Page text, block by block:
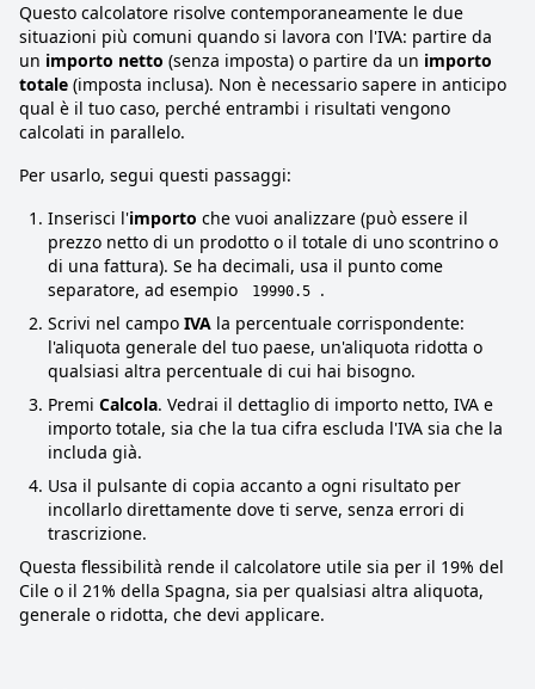
Questo calcolatore risolve contemporaneamente le due
situazioni più comuni quando si lavora con l'IVA: partire da
un importo netto (senza imposta) o partire da un importo
totale (imposta inclusa). Non è necessario sapere in anticipo
qual è il tuo caso, perché entrambi i risultati vengono
calcolati in parallelo.
Per usarlo, segui questi passaggi:
Inserisci l'importo che vuoi analizzare (può essere il
prezzo netto di un prodotto o il totale di uno scontrino o
di una fattura). Se ha decimali, usa il punto come
separatore, ad esempio
19990.5
.
Scrivi nel campo IVA la percentuale corrispondente:
l'aliquota generale del tuo paese, un'aliquota ridotta o
qualsiasi altra percentuale di cui hai bisogno.
Premi Calcola. Vedrai il dettaglio di importo netto, IVA e
importo totale, sia che la tua cifra escluda l'IVA sia che la
includa già.
Usa il pulsante di copia accanto a ogni risultato per
incollarlo direttamente dove ti serve, senza errori di
trascrizione.
Questa flessibilità rende il calcolatore utile sia per il 19% del
Cile o il 21% della Spagna, sia per qualsiasi altra aliquota,
generale o ridotta, che devi applicare.